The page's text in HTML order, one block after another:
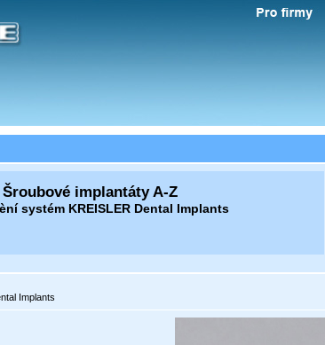
Šroubové implantáty A-Z
systém KREISLER Dental Implants
Implants